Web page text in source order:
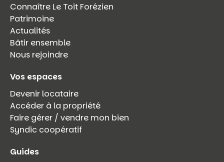
Connaître Le Toit Forézien
Patrimoine
Actualités
Bâtir ensemble
Nous rejoindre
Vos espaces
Devenir locataire
Accéder à la propriété
Faire gérer / vendre mon bien
Syndic coopératif
Guides